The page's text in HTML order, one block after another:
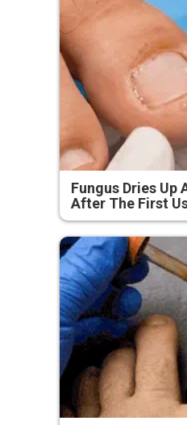
Fungus Dries Up
After The First